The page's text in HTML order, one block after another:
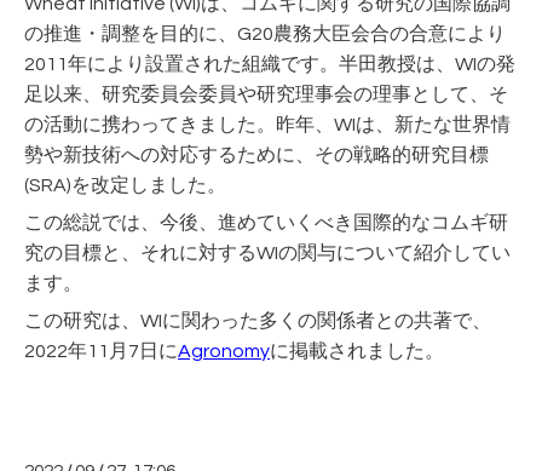
の推進・調整を目的に、G20農務大臣会合の合意により
2011年により設置された組織です。半田教授は、WIの発
足以来、研究委員会委員や研究理事会の理事として、そ
の活動に携わってきました。昨年、WIは、新たな世界情
勢や新技術への対応するために、その戦略的研究目標
(SRA)を改定しました。
この総説では、今後、進めていくべき国際的なコムギ研
究の目標と、それに対するWIの関与について紹介してい
ます。
この研究は、WIに関わった多くの関係者との共著で、
2022年11月7日にAgronomyに掲載されました。